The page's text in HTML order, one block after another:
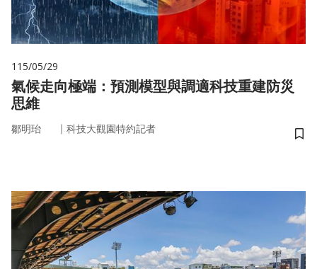
115/05/29
氣候走向極端：預測模型與調適科技重建防災
思維
鄒明珆 ｜ 科技大觀園特約記者
儲